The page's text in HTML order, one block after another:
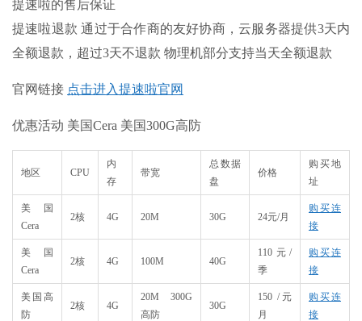
提速啦的售后保证
提速啦退款 通过于合作商的友好协商，云服务器提供3天内
全额退款 ，超过3天不退款 物理机部分支持当天全额退款
官网链接 点击进入提速啦官网
优惠活动 美国Cera 美国300G高防
地区 CPU
内
存
带宽
总数据
盘
价格
购买地
址
美国
Cera
2核 4G 20M 30G 24元/月
购买连
接
美国
Cera
2核 4G 100M 40G
110元/
季
购买连
接
美国高
防
2核 4G
20M 300G
高防
30G
150 /元
月
购买连
接